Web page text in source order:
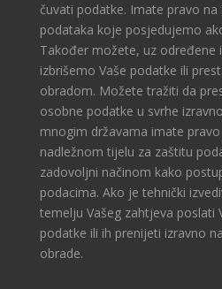
čuvati podatke. Imate pravo na
podataka koje posjedujemo
Također možete, uz određene
izbrišemo Vaše podatke ili
obradom. Možete tražiti da
osobne podatke u svrhe
mnogim državama imate
nadležnom tijelu za zaštitu
zadovoljni načinom kako
podacima. Ako je tehnički
temelju Vašeg zahtjeva poslati
podatke ili ih prenijeti izravno
obrade.